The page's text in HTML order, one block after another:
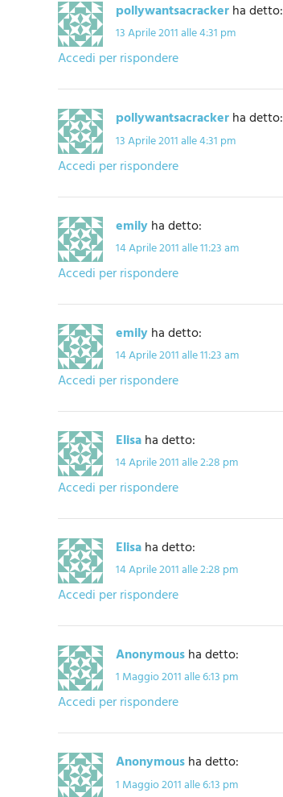
pollywantsacrackerha detto:
13 Aprile 2011 alle 4:31 pm
Accedi per rispondere
pollywantsacrackerha detto:
13 Aprile 2011 alle 4:31 pm
Accedi per rispondere
emilyha detto:
14 Aprile 2011 alle 11:23 am
Accedi per rispondere
emilyha detto:
14 Aprile 2011 alle 11:23 am
Accedi per rispondere
Elisaha detto:
14 Aprile 2011 alle 2:28 pm
Accedi per rispondere
Elisaha detto:
14 Aprile 2011 alle 2:28 pm
Accedi per rispondere
Anonymousha detto:
1 Maggio 2011 alle 6:13 pm
Accedi per rispondere
Anonymousha detto:
1 Maggio 2011 alle 6:13 pm